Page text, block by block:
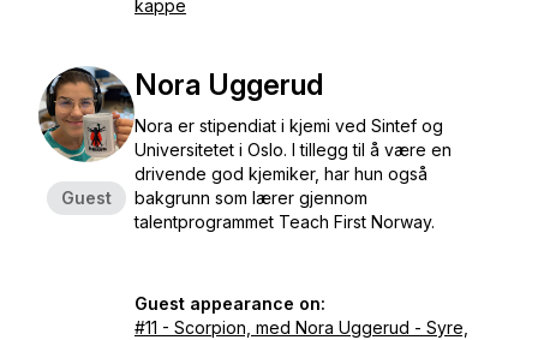
kappe
Guest
Nora Uggerud
Nora er stipendiat i kjemi ved Sintef og
Universitetet i Oslo. I tillegg til å være en
drivende god kjemiker, har hun også
bakgrunn som lærer gjennom
talentprogrammet Teach First Norway.
Guest appearance on:
#11 - Scorpion, med Nora Uggerud - Syre,